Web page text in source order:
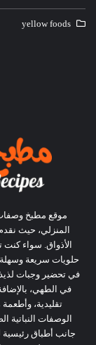
yellow foods
المنزلي، حيث
الأذواق. سواء
حلويات سريعة
في تحضير وجبات
في الطهي،
تقليدية،
الوصفات النباتية
جانب أطباق رئيسية